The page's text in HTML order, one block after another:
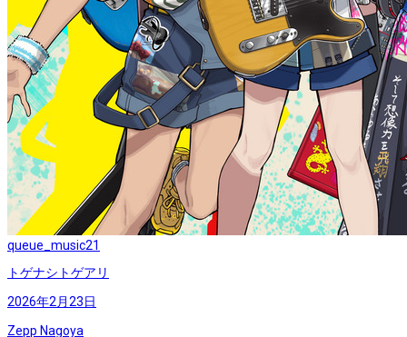
queue_music21
トゲナシトゲアリ
2026年2月23日
Zepp Nagoya